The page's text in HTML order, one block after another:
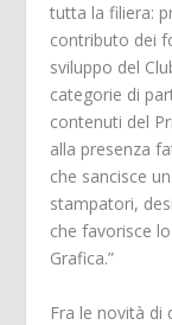
tutta la filiera:
contributo dei
sviluppo del
categorie di
contenuti del
alla presenza
che sancisce
stampatori,
che favorisce
Grafica.”
Fra le novità di